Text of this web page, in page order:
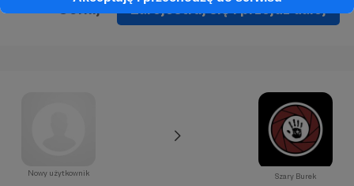
Zarejestruj się i przejdź dalej
Nowy użytkownik Szary Burek